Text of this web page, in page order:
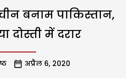
बनाम पाकिस्तान,
दोस्ती में दरार
अप्रैल 6, 2020